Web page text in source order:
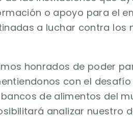
o apoyo para el
a luchar contra los
honrados de poder
con el
de alimentos del
analizar nuestro